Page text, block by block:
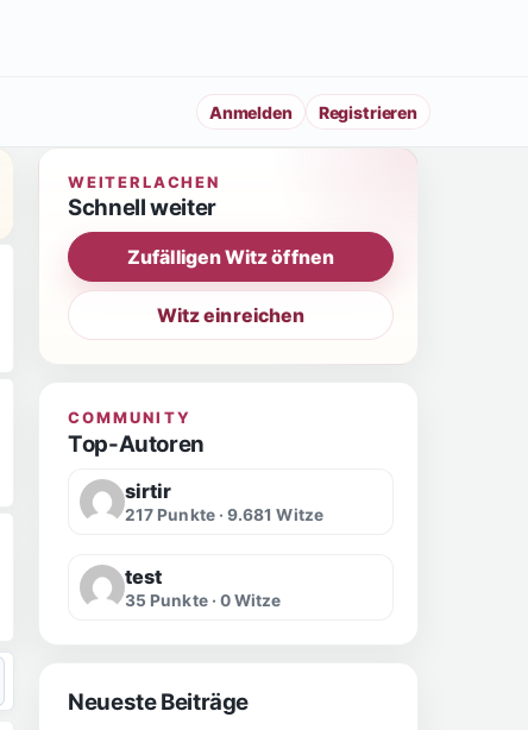
Anmelden Registrieren
WEITERLACHEN
Schnell weiter
Zufälligen Witz öffnen
Witz einreichen
COMMUNITY
Top-Autoren
sirtir
217 Punkte · 9.681 Witze
test
35 Punkte · 0 Witze
Neueste Beiträge